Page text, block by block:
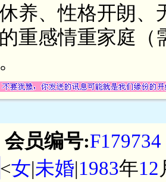
养、性格开朗、
重感情重家庭（
会员编号:F179734
<女|未婚|1983年12